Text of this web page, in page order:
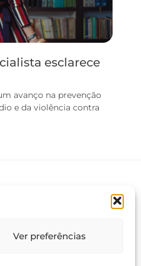
Ver preferências
esclarece
avanço na prevenção
e da violência contra